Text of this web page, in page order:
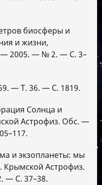
биосферы и
и жизни,
— 2005. — № 2. — С. 3–
— Т. 36. — С. 1819.
Солнца и
Астрофиз. Обс. —
и экзопланеты: мы
Крымской Астрофиз.
— С. 37–38.